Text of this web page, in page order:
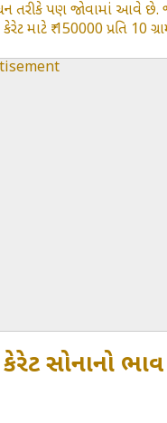
પણ જોવામાં આવે છે.
₹ 150000 પ્રતિ 10
સોનાનો ભાવ